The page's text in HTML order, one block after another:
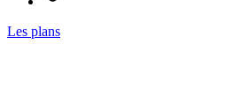
Les plans